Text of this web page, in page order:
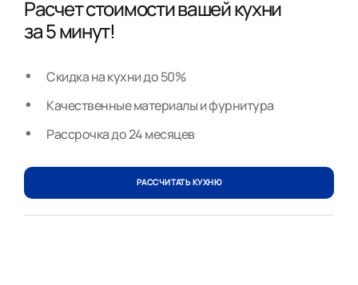
Расчет стоимости вашей кухни
за 5 минут!
Скидка на кухни до 50%
Качественные материалы и фурнитура
Рассрочка до 24 месяцев
РАССЧИТАТЬ КУХНЮ